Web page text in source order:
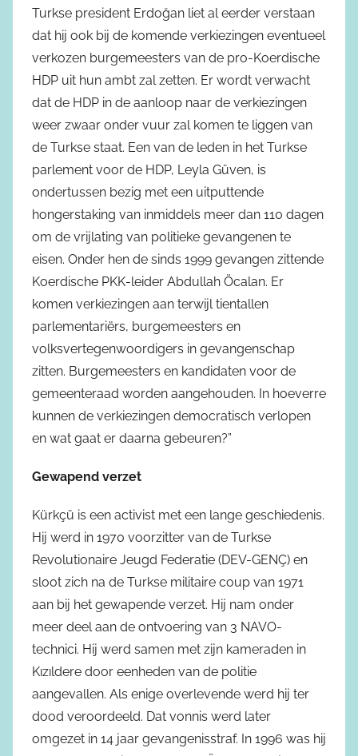
Turkse president Erdoğan liet al eerder verstaan
dat hij ook bij de komende verkiezingen eventueel
verkozen burgemeesters van de pro-Koerdische
HDP uit hun ambt zal zetten. Er wordt verwacht
dat de HDP in de aanloop naar de verkiezingen
weer zwaar onder vuur zal komen te liggen van
de Turkse staat. Een van de leden in het Turkse
parlement voor de HDP, Leyla Güven, is
ondertussen bezig met een uitputtende
hongerstaking van inmiddels meer dan 110 dagen
om de vrijlating van politieke gevangenen te
eisen. Onder hen de sinds 1999 gevangen zittende
Koerdische PKK-leider Abdullah Öcalan. Er
komen verkiezingen aan terwijl tientallen
parlementariërs, burgemeesters en
volksvertegenwoordigers in gevangenschap
zitten. Burgemeesters en kandidaten voor de
gemeenteraad worden aangehouden. In hoeverre
kunnen de verkiezingen democratisch verlopen
en wat gaat er daarna gebeuren?”
Gewapend verzet
Kürkçü is een activist met een lange geschiedenis.
Hij werd in 1970 voorzitter van de Turkse
Revolutionaire Jeugd Federatie (DEV-GENÇ) en
sloot zich na de Turkse militaire coup van 1971
aan bij het gewapende verzet. Hij nam onder
meer deel aan de ontvoering van 3 NAVO-
technici. Hij werd samen met zijn kameraden in
Kızıldere door eenheden van de politie
aangevallen. Als enige overlevende werd hij ter
dood veroordeeld. Dat vonnis werd later
omgezet in 14 jaar gevangenisstraf. In 1996 was hij